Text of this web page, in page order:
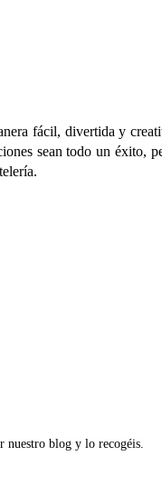
fácil, divertida y
sean todo un éxito,
nuestro blog y lo recogéis.